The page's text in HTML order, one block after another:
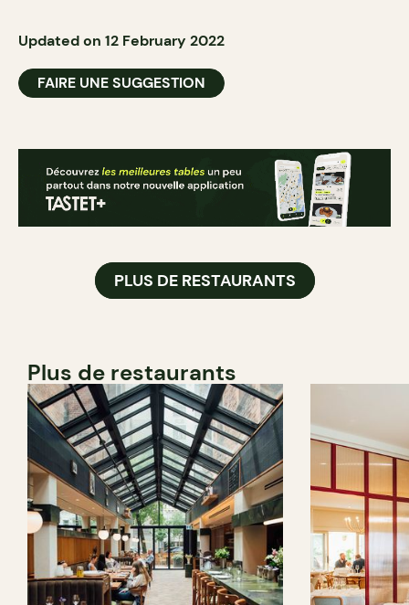
Updated on 12 February 2022
FAIRE UNE SUGGESTION
PLUS DE RESTAURANTS
Plus de restaurants